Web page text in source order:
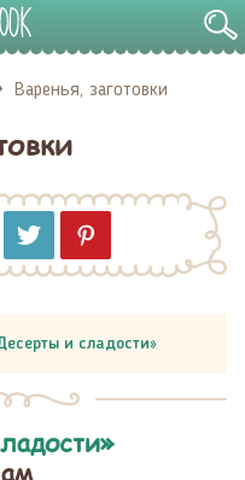
Варенья, заготовки
и сладости»